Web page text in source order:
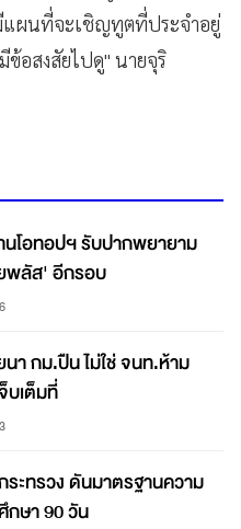
แผนที่จะเชิญทูตที่ประจำอยู่
ข้อสงสัยไปดู" นายจุริ
โอทอปฯ รับปากพยายาม
พลัส' อีกรอบ
า กม.ปืน ไม่ใช่ จนท.ห้าม
บเต็มที่
ะทรวง ดันมาตรฐานความ
ษา 90 วัน